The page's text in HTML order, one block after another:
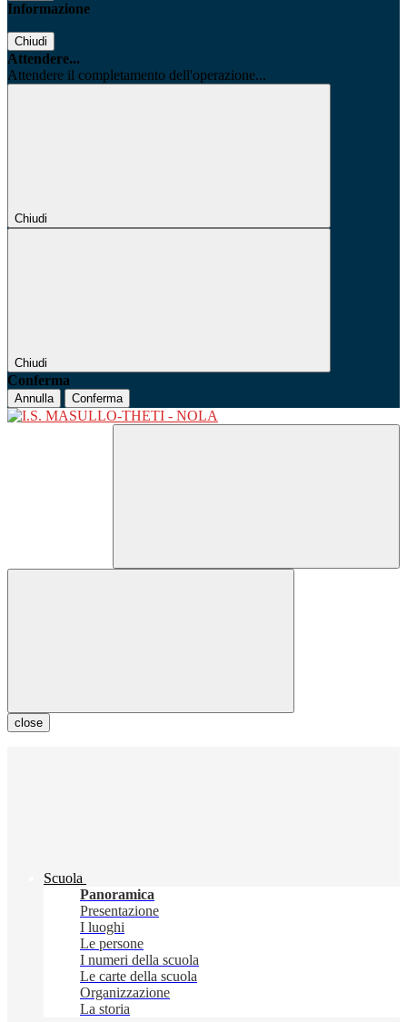
Informazione
Chiudi
Attendere...
Attendere il completamento dell'operazione...
Chiudi
Chiudi
Conferma
Annulla Conferma
close
Scuola
Panoramica
Presentazione
I luoghi
Le persone
I numeri della scuola
Le carte della scuola
Organizzazione
La storia